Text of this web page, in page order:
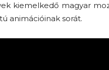
kiemelkedő magyar
animációinak sorát.